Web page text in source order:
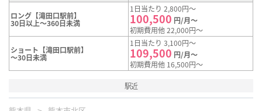
ロング【滝田口駅前】
30日以上～360日未満
1日当たり 2,800円～
100,500 円/月～
初期費用他 22,000円～
ショート【滝田口駅前】
～30日未満
1日当たり 3,100円～
109,500 円/月～
初期費用他 16,500円～
駅近